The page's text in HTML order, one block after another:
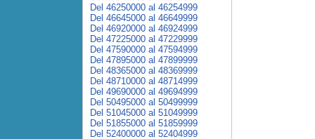
Del 46250000 al 46254999
Del 46645000 al 46649999
Del 46920000 al 46924999
Del 47225000 al 47229999
Del 47590000 al 47594999
Del 47895000 al 47899999
Del 48365000 al 48369999
Del 48710000 al 48714999
Del 49690000 al 49694999
Del 50495000 al 50499999
Del 51045000 al 51049999
Del 51855000 al 51859999
Del 52400000 al 52404999